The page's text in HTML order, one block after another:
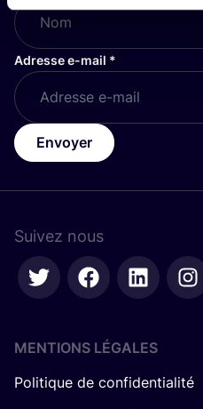
Adresse e-mail *
Envoyer
Suivez nous
MENTIONS LÉGALES
Politique de confidentialité